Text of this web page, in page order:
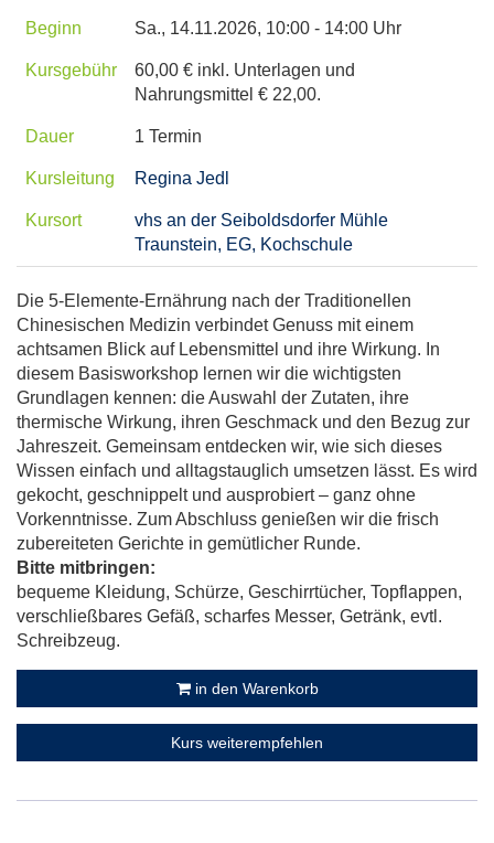
Beginn Sa., 14.11.2026, 10:00 - 14:00 Uhr
Kursgebühr
60,00 € inkl. Unterlagen und
Nahrungsmittel € 22,00.
Dauer 1 Termin
Kursleitung Regina Jedl
Kursort
vhs an der Seiboldsdorfer Mühle
Traunstein, EG, Kochschule
Die 5-Elemente-Ernährung nach der Traditionellen
Chinesischen Medizin verbindet Genuss mit einem
achtsamen Blick auf Lebensmittel und ihre Wirkung. In
diesem Basisworkshop lernen wir die wichtigsten
Grundlagen kennen: die Auswahl der Zutaten, ihre
thermische Wirkung, ihren Geschmack und den Bezug zur
Jahreszeit. Gemeinsam entdecken wir, wie sich dieses
Wissen einfach und alltagstauglich umsetzen lässt. Es wird
gekocht, geschnippelt und ausprobiert – ganz ohne
Vorkenntnisse. Zum Abschluss genießen wir die frisch
zubereiteten Gerichte in gemütlicher Runde.
Bitte mitbringen:
bequeme Kleidung, Schürze, Geschirrtücher, Topflappen,
verschließbares Gefäß, scharfes Messer, Getränk, evtl.
Schreibzeug.
in den Warenkorb
Kurs weiterempfehlen